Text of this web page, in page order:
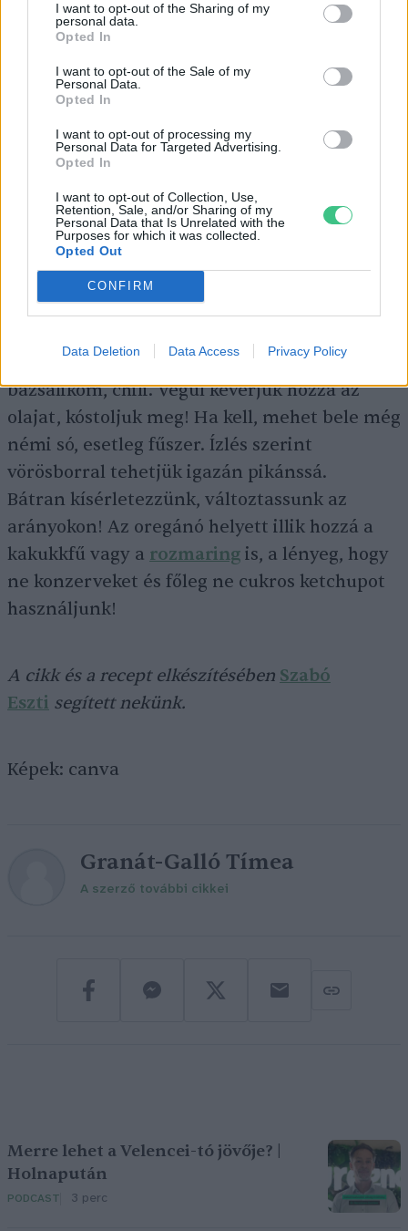
I want to opt-out of the Sharing of my
personal data.
Opted In
I want to opt-out of the Sale of my
Personal Data.
Opted In
I want to opt-out of processing my
Personal Data for Targeted Advertising.
Opted In
I want to opt-out of Collection, Use,
Retention, Sale, and/or Sharing of my
Personal Data that Is Unrelated with the
Purposes for which it was collected.
Opted Out
CONFIRM
Data Deletion Data Access Privacy Policy
babérleveleket. 10–15 perc múlva mehet bele
a csíkokra vágott paprika és a paradicsom (ha
éppen nincs szezonjuk, ezeket saját befőzésű
lecsóalappal vagy őrölt pirospaprikával,
szárított paradicsommal,
paradicsomsűrítménnyel helyettesíthetjük).
Ha a hozzávalók puhára főttek, szedjük ki a
babérleveleket, keverjük bele az apróra
vágott fokhagymát! Ezután jöhet a fűszerezés:
étcsoki), fahéj, római kömény, oregánó,
bazsalikom, chili. Végül keverjük hozzá az
olajat, kóstoljuk meg! Ha kell, mehet bele még
némi só, esetleg fűszer. Ízlés szerint
vörösborral tehetjük igazán pikánssá.
Bátran kísérletezzünk, változtassunk az
arányokon! Az oregánó helyett illik hozzá a
kakukkfű vagy a rozmaring is, a lényeg, hogy
ne konzerveket és főleg ne cukros ketchupot
használjunk!
A cikk és a recept elkészítésében Szabó
Eszti segített nekünk.
Képek: canva
Granát-Galló Tímea
A szerző további cikkei
Merre lehet a Velencei-tó jövője? |
Holnapután
PODCAST 3 perc